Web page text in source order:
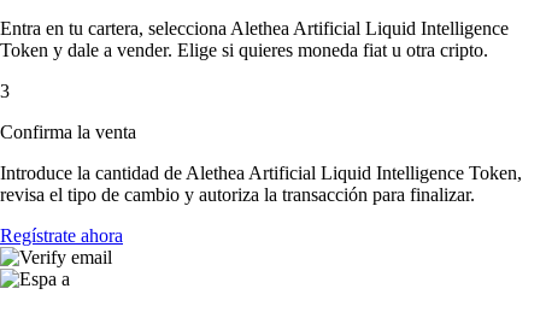
Entra en tu cartera, selecciona Alethea Artificial Liquid Intelligence
Token y dale a vender. Elige si quieres moneda fiat u otra cripto.
3
Confirma la venta
Introduce la cantidad de Alethea Artificial Liquid Intelligence Token,
revisa el tipo de cambio y autoriza la transacción para finalizar.
Regístrate ahora